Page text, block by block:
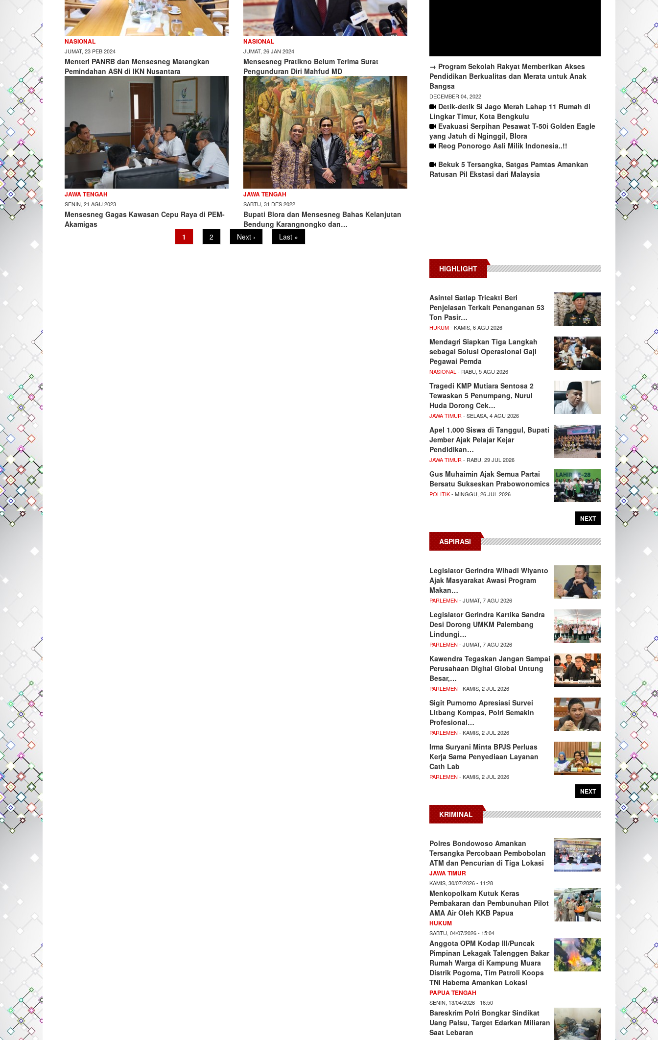
NASIONAL
JUMAT, 23 PEB 2024
Menteri PANRB dan Mensesneg Matangkan
Pemindahan ASN di IKN Nusantara
NASIONAL
JUMAT, 26 JAN 2024
Mensesneg Pratikno Belum Terima Surat
Pengunduran Diri Mahfud MD
JAWA TENGAH
SENIN, 21 AGU 2023
Mensesneg Gagas Kawasan Cepu Raya di PEM-
Akamigas
JAWA TENGAH
SABTU, 31 DES 2022
Bupati Blora dan Mensesneg Bahas Kelanjutan
Bendung Karangnongko dan…
Current
page
1 Page
2
Next
page
Next ›
Last
page
Last »
→ Program Sekolah Rakyat Memberikan Akses
Pendidikan Berkualitas dan Merata untuk Anak
Bangsa
DECEMBER 04, 2022
Detik-detik Si Jago Merah Lahap 11 Rumah di
Lingkar Timur, Kota Bengkulu
Evakuasi Serpihan Pesawat T-50i Golden Eagle
yang Jatuh di Nginggil, Blora
Reog Ponorogo Asli Milik Indonesia..!!
Bekuk 5 Tersangka, Satgas Pamtas Amankan
Ratusan Pil Ekstasi dari Malaysia
HIGHLIGHT
Asintel Satlap Tricakti Beri
Penjelasan Terkait Penanganan 53
Ton Pasir…
HUKUM- KAMIS, 6 AGU 2026
Mendagri Siapkan Tiga Langkah
sebagai Solusi Operasional Gaji
Pegawai Pemda
NASIONAL - RABU, 5 AGU 2026
Tragedi KMP Mutiara Sentosa 2
Tewaskan 5 Penumpang, Nurul
Huda Dorong Cek…
JAWA TIMUR - SELASA, 4 AGU 2026
Apel 1.000 Siswa di Tanggul, Bupati
Jember Ajak Pelajar Kejar
Pendidikan…
JAWA TIMUR - RABU, 29 JUL 2026
Gus Muhaimin Ajak Semua Partai
Bersatu Sukseskan Prabowonomics
POLITIK- MINGGU, 26 JUL 2026
NEXT
ASPIRASI
Legislator Gerindra Wihadi Wiyanto
Ajak Masyarakat Awasi Program
Makan…
PARLEMEN - JUMAT, 7 AGU 2026
Legislator Gerindra Kartika Sandra
Desi Dorong UMKM Palembang
Lindungi…
PARLEMEN - JUMAT, 7 AGU 2026
Kawendra Tegaskan Jangan Sampai
Perusahaan Digital Global Untung
Besar,…
PARLEMEN - KAMIS, 2 JUL 2026
Sigit Purnomo Apresiasi Survei
Litbang Kompas, Polri Semakin
Profesional…
PARLEMEN - KAMIS, 2 JUL 2026
Irma Suryani Minta BPJS Perluas
Kerja Sama Penyediaan Layanan
Cath Lab
PARLEMEN - KAMIS, 2 JUL 2026
NEXT
KRIMINAL
Polres Bondowoso Amankan
Tersangka Percobaan Pembobolan
ATM dan Pencurian di Tiga Lokasi
JAWA TIMUR
KAMIS, 30/07/2026 - 11:28
Menkopolkam Kutuk Keras
Pembakaran dan Pembunuhan Pilot
AMA Air Oleh KKB Papua
HUKUM
SABTU, 04/07/2026 - 15:04
Anggota OPM Kodap III/Puncak
Pimpinan Lekagak Talenggen Bakar
Rumah Warga di Kampung Muara
Distrik Pogoma, Tim Patroli Koops
TNI Habema Amankan Lokasi
PAPUA TENGAH
SENIN, 13/04/2026 - 16:50
Bareskrim Polri Bongkar Sindikat
Uang Palsu, Target Edarkan Miliaran
Saat Lebaran